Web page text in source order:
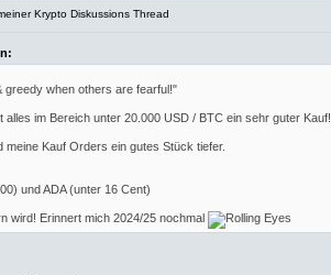
Krypto Diskussions Thread
when others are fearful!"
alles im Bereich unter 20.000 USD / BTC ein sehr guter Kauf!
Kauf Orders ein gutes Stück tiefer.
und ADA (unter 16 Cent)
wird! Erinnert mich 2024/25 nochmal